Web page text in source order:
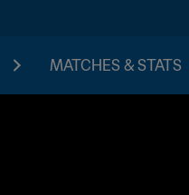
MATCHES & STATS